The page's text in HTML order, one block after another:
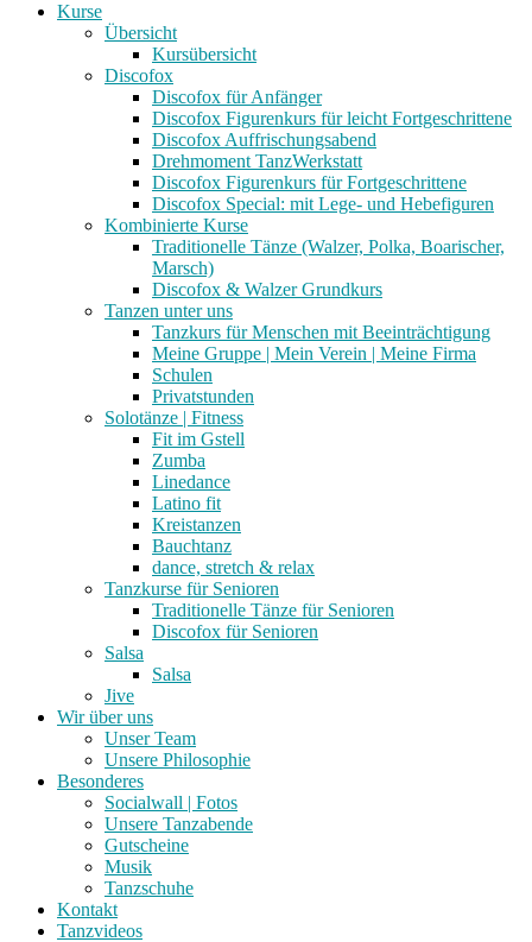
Kurse
Übersicht
Kursübersicht
Discofox
Discofox für Anfänger
Discofox Figurenkurs für leicht Fortgeschrittene
Discofox Auffrischungsabend
Drehmoment TanzWerkstatt
Discofox Figurenkurs für Fortgeschrittene
Discofox Special: mit Lege- und Hebefiguren
Kombinierte Kurse
Traditionelle Tänze (Walzer, Polka, Boarischer,
Marsch)
Discofox & Walzer Grundkurs
Tanzen unter uns
Tanzkurs für Menschen mit Beeinträchtigung
Meine Gruppe | Mein Verein | Meine Firma
Schulen
Privatstunden
Solotänze | Fitness
Fit im Gstell
Zumba
Linedance
Latino fit
Kreistanzen
Bauchtanz
dance, stretch & relax
Tanzkurse für Senioren
Traditionelle Tänze für Senioren
Discofox für Senioren
Salsa
Salsa
Jive
Wir über uns
Unser Team
Unsere Philosophie
Besonderes
Socialwall | Fotos
Unsere Tanzabende
Gutscheine
Musik
Tanzschuhe
Kontakt
Tanzvideos